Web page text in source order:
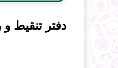
دفتر تنقيط